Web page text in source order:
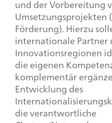
und der Vorbereitung
Umsetzungsprojekten
Förderung). Hierzu
internationale Partner
Innovationsregionen
die eigenen
komplementär
Entwicklung des
die verantwortliche